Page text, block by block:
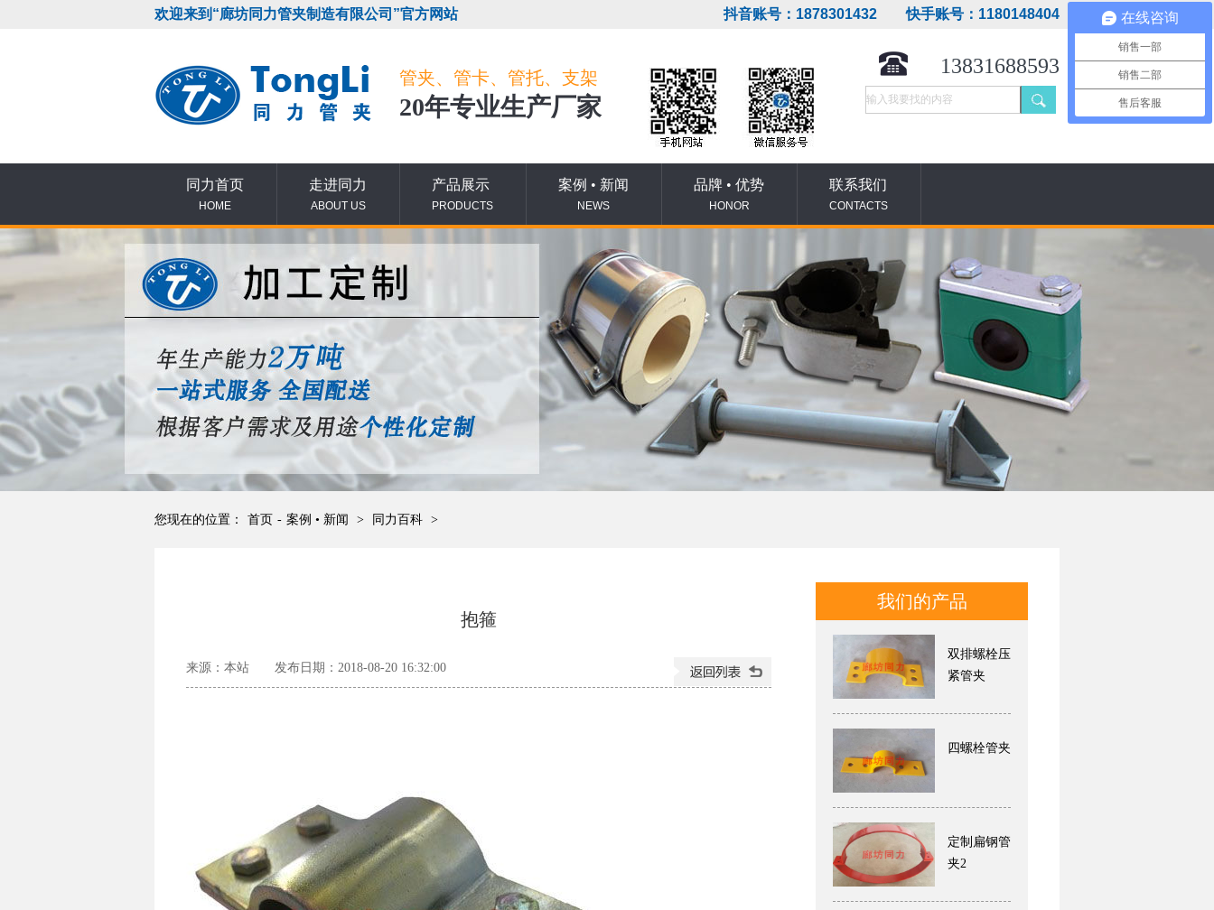
抖音账号：1878301432 快手账号：1180148404
欢迎来到“廊坊同力管夹制造有限公司”官方网站
管夹、管卡、管托、支架
20年专业生产厂家
13831688593
同力首页
HOME
走进同力
ABOUT US
产品展示
PRODUCTS
案例 • 新闻
NEWS
品牌 • 优势
HONOR
联系我们
CONTACTS
您现在的位置： 首页 - 案例 • 新闻 > 同力百科 >
抱箍
来源：本站 发布日期：2018-08-20 16:32:00
我们的产品
双排螺栓压
紧管夹
四螺栓管夹
定制扁钢管
夹2
在线咨询
销售一部
销售二部
售后客服